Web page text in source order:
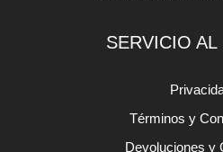
SERVICIO AL
Términos y
Devoluciones y